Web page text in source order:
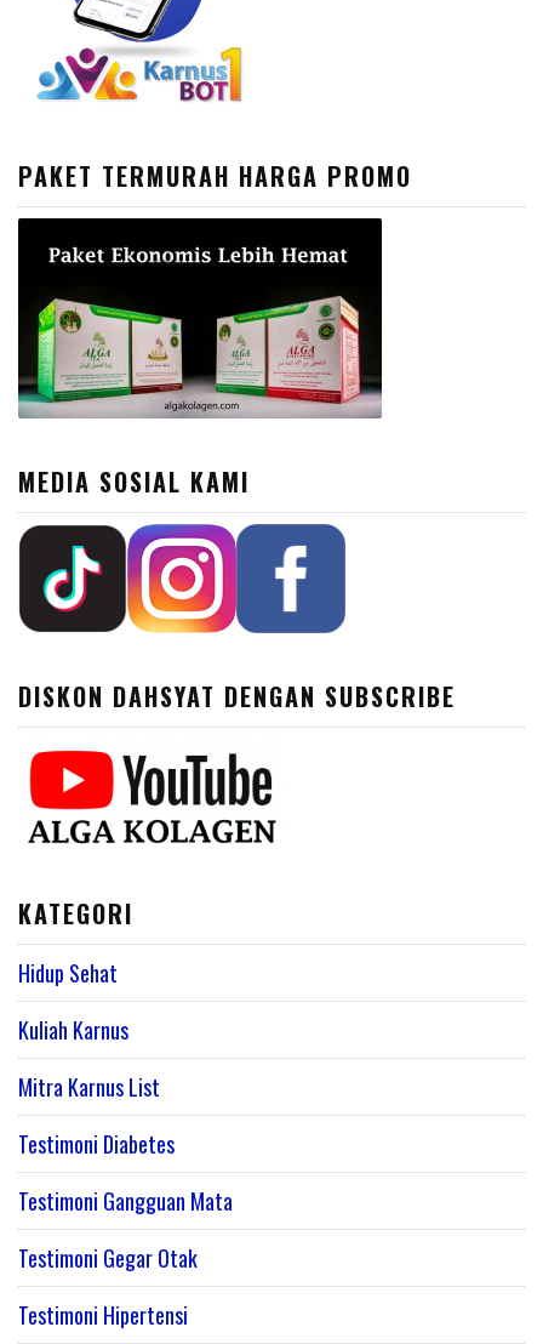
PAKET TERMURAH HARGA PROMO
MEDIA SOSIAL KAMI
DISKON DAHSYAT DENGAN SUBSCRIBE
KATEGORI
Hidup Sehat
Kuliah Karnus
Mitra Karnus List
Testimoni Diabetes
Testimoni Gangguan Mata
Testimoni Gegar Otak
Testimoni Hipertensi